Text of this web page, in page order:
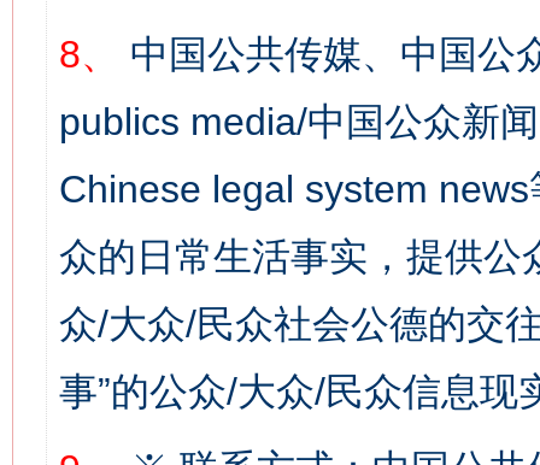
8、
中国公共传媒、中国公
publics media/中国公众新
Chinese legal system
众的日常生活事实，提供
众/大众/民众社会公德的交
事”的公众/大众/民众信息现